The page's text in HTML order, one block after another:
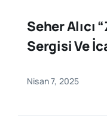
Seher Alıcı
Sergisi Ve
Nisan 7, 2025